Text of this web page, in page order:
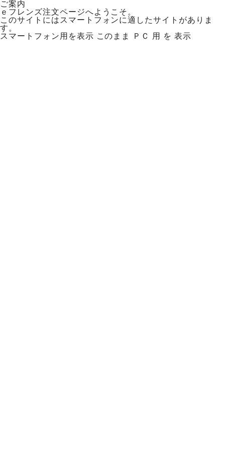
ご案内
ｅフレンズ注文ページへようこそ。
このサイトにはスマートフォンに適したサイトがありま
す。
スマートフォン用を表示 このまま ＰＣ 用 を 表示